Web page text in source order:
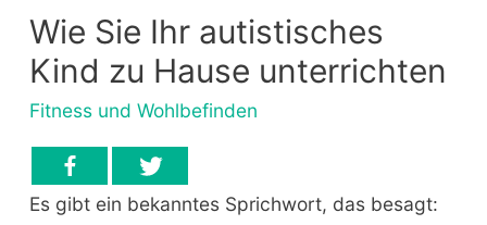
Wie Sie Ihr autistisches
Kind zu Hause unterrichten
Fitness und Wohlbefinden
Es gibt ein bekanntes Sprichwort, das besagt: